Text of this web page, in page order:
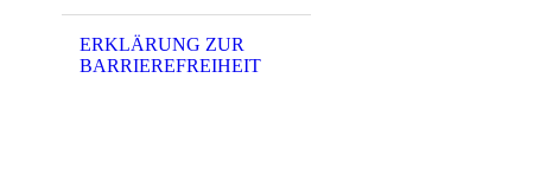
ERKLÄRUNG ZUR
BARRIEREFREIHEIT